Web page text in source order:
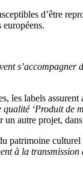
d’être
s’accompagner
labels assurent
‘Produit de
autre projet,
patrimoine
à la transmission